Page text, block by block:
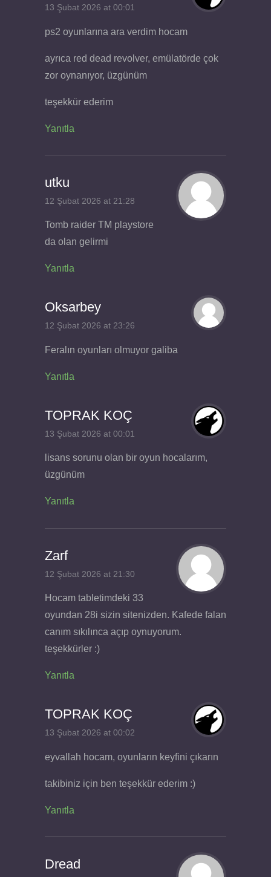
13 Şubat 2026 at 00:01
ps2 oyunlarına ara verdim hocam
ayrıca red dead revolver, emülatörde çok
zor oynanıyor, üzgünüm
teşekkür ederim
Yanıtla
utku
12 Şubat 2026 at 21:28
Tomb raider TM playstore
da olan gelirmi
Yanıtla
Oksarbey
12 Şubat 2026 at 23:26
Feralın oyunları olmuyor galiba
Yanıtla
TOPRAK KOÇ
13 Şubat 2026 at 00:01
lisans sorunu olan bir oyun hocalarım,
üzgünüm
Yanıtla
Zarf
12 Şubat 2026 at 21:30
Hocam tabletimdeki 33
oyundan 28i sizin sitenizden. Kafede falan
canım sıkılınca açıp oynuyorum.
teşekkürler :)
Yanıtla
TOPRAK KOÇ
13 Şubat 2026 at 00:02
eyvallah hocam, oyunların keyfini çıkarın
takibiniz için ben teşekkür ederim :)
Yanıtla
Dread